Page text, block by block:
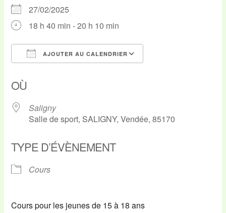
27/02/2025
18 h 40 min - 20 h 10 min
AJOUTER AU CALENDRIER
OÙ
Saligny
Salle de sport, SALIGNY, Vendée, 85170
TYPE D’ÉVÈNEMENT
Cours
Cours pour les jeunes de 15 à 18 ans